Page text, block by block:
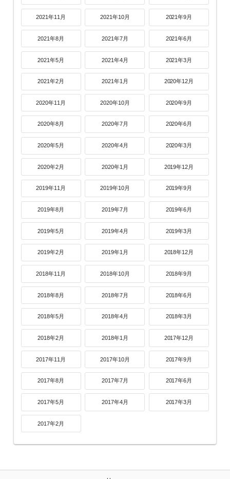
2021年11月 2021年10月 2021年9月
2021年8月 2021年7月 2021年6月
2021年5月 2021年4月 2021年3月
2021年2月 2021年1月 2020年12月
2020年11月 2020年10月 2020年9月
2020年8月 2020年7月 2020年6月
2020年5月 2020年4月 2020年3月
2020年2月 2020年1月 2019年12月
2019年11月 2019年10月 2019年9月
2019年8月 2019年7月 2019年6月
2019年5月 2019年4月 2019年3月
2019年2月 2019年1月 2018年12月
2018年11月 2018年10月 2018年9月
2018年8月 2018年7月 2018年6月
2018年5月 2018年4月 2018年3月
2018年2月 2018年1月 2017年12月
2017年11月 2017年10月 2017年9月
2017年8月 2017年7月 2017年6月
2017年5月 2017年4月 2017年3月
2017年2月